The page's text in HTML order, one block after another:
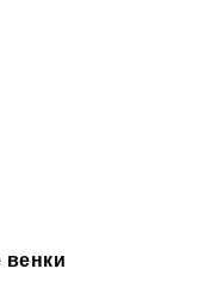
венки